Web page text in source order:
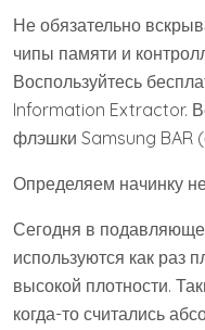
Не обязательно
чипы памяти и
Воспользуйтесь
Information Extractor.
флэшки Samsung BAR
Определяем начинку
Сегодня в
используются как раз
высокой плотности.
когда-то считались